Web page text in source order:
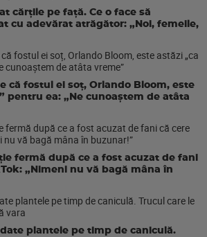
cărțile pe față. Ce o face să
cu adevărat atrăgător: „Noi, femeile,
că fostul ei soț, Orlando Bloom, este
pentru ea: „Ne cunoaștem de atâta
fermă după ce a fost acuzat de fani
„Nimeni nu vă bagă mâna în
plantele pe timp de caniculă.